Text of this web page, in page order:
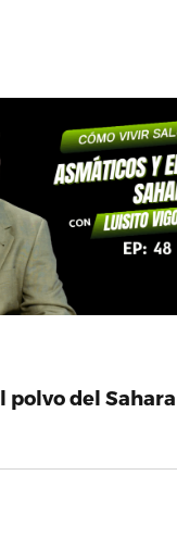
polvo del Sahara